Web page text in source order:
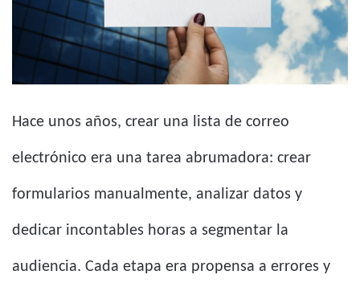
Hace unos años, crear una lista de correo
electrónico era una tarea abrumadora: crear
formularios manualmente, analizar datos y
dedicar incontables horas a segmentar la
audiencia. Cada etapa era propensa a errores y